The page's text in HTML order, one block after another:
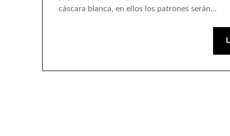
cáscara blanca, en ellos los patrones serán…